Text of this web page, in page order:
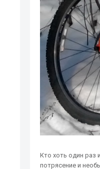
Кто хоть один раз
потрясение и